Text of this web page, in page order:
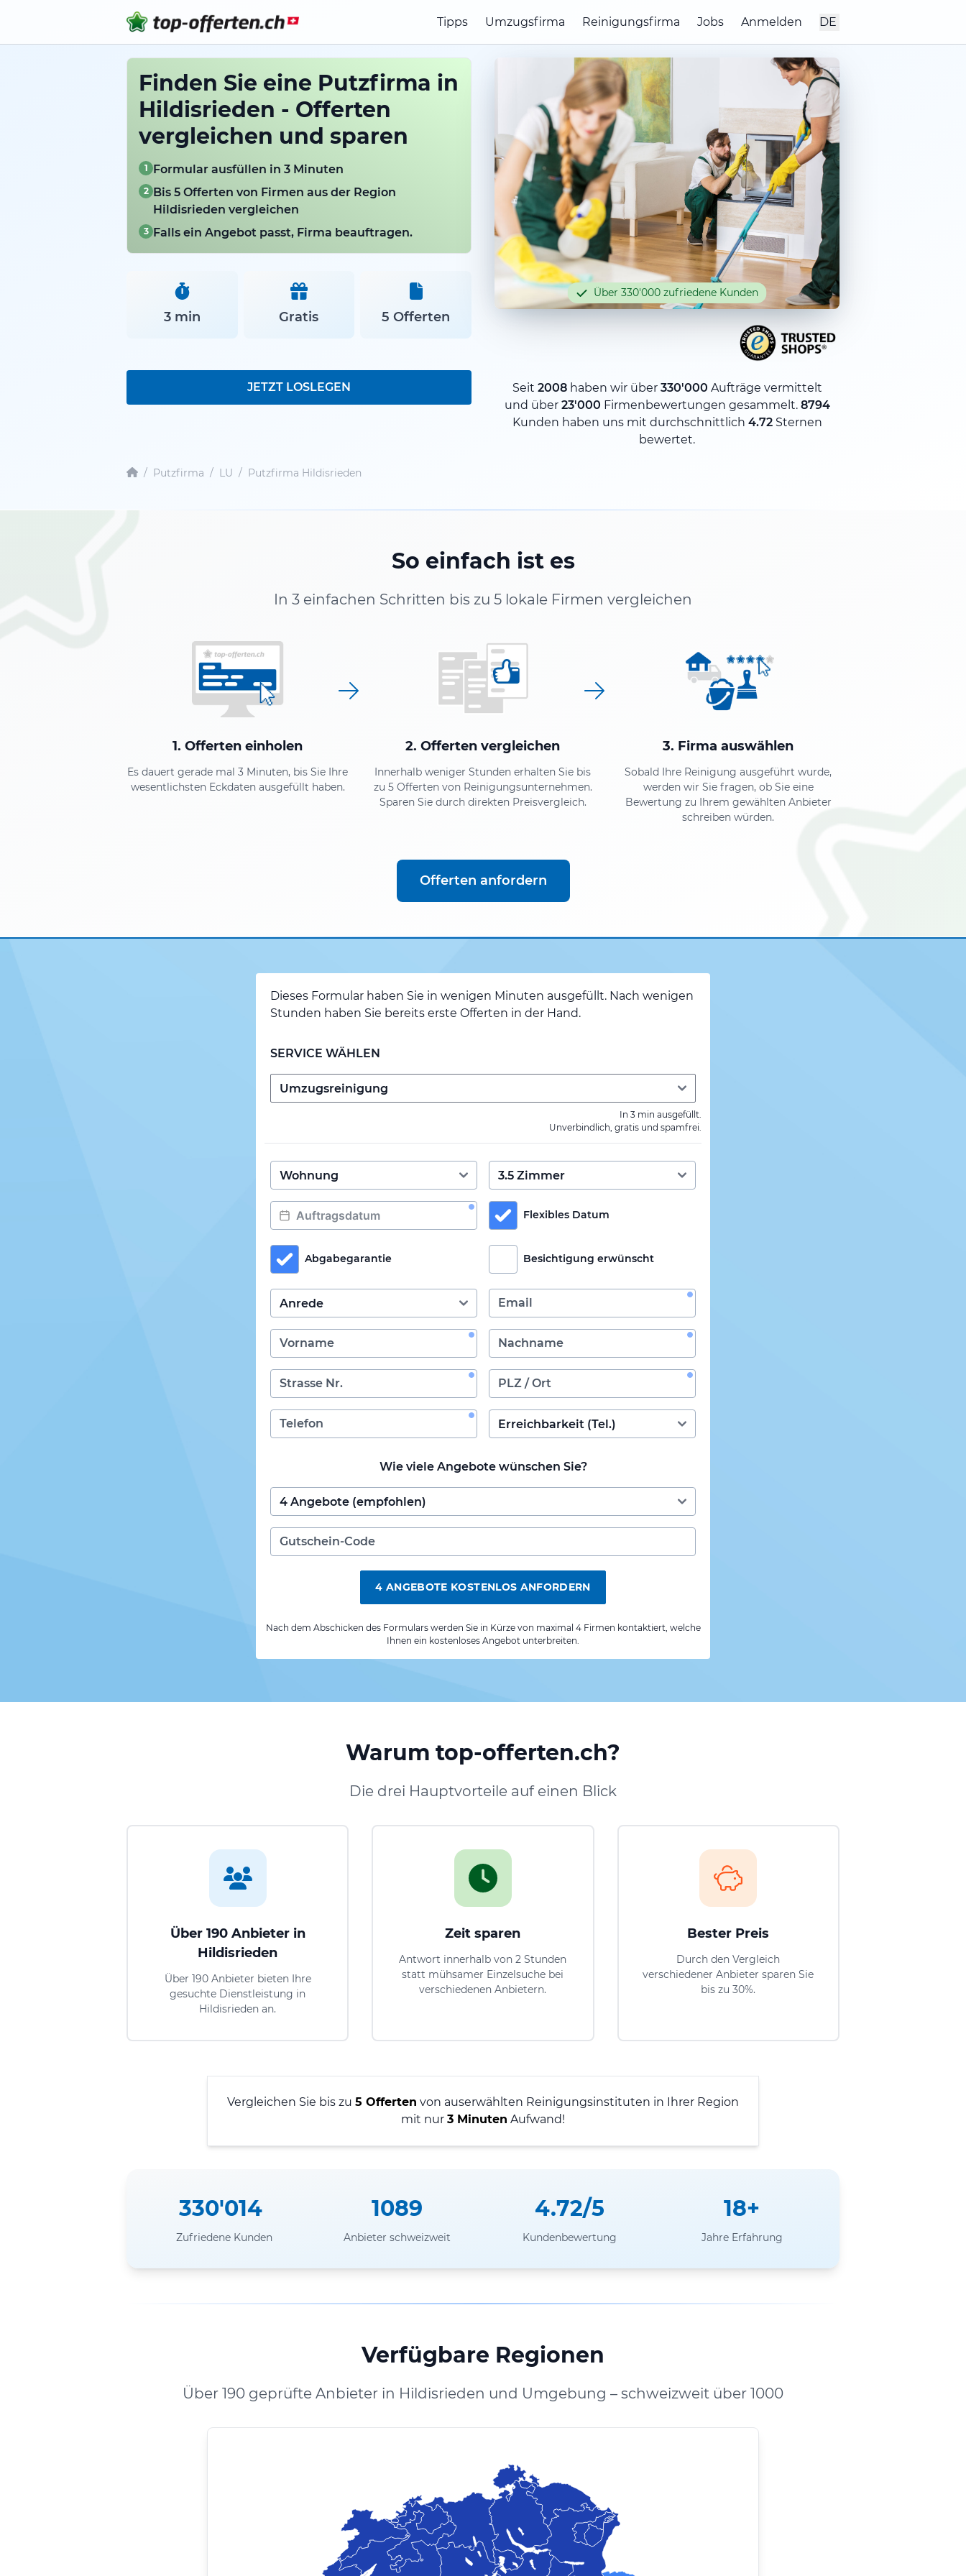
Tipps Umzugsfirma Reinigungsfirma Jobs Anmelden DE
Finden Sie eine Putzfirma in
Hildisrieden - Offerten
vergleichen und sparen
1 Formular ausfüllen in 3 Minuten
2 Bis 5 Offerten von Firmen aus der Region
Hildisrieden vergleichen
3 Falls ein Angebot passt, Firma beauftragen.
3 min Gratis 5 Offerten
JETZT LOSLEGEN
Über 330'000 zufriedene Kunden
Seit 2008haben wir über 330'000 Aufträge vermittelt
und über 23'000 Firmenbewertungen gesammelt. 8794
Kunden haben uns mit durchschnittlich 4.72Sternen
bewertet.
/ Putzfirma / LU / Putzfirma Hildisrieden
So einfach ist es
In 3 einfachen Schritten bis zu 5 lokale Firmen vergleichen
1. Offerten einholen
Es dauert gerade mal 3 Minuten, bis Sie Ihre
wesentlichsten Eckdaten ausgefüllt haben.
2. Offerten vergleichen
Innerhalb weniger Stunden erhalten Sie bis
zu 5 Offerten von Reinigungsunternehmen.
Sparen Sie durch direkten Preisvergleich.
3. Firma auswählen
Sobald Ihre Reinigung ausgeführt wurde,
werden wir Sie fragen, ob Sie eine
Bewertung zu Ihrem gewählten Anbieter
schreiben würden.
Offerten anfordern
Dieses Formular haben Sie in wenigen Minuten ausgefüllt. Nach wenigen
Stunden haben Sie bereits erste Offerten in der Hand.
SERVICE WÄHLEN
In 3 min ausgefüllt.
Unverbindlich, gratis und spamfrei.
Flexibles Datum
Abgabegarantie Besichtigung erwünscht
Wie viele Angebote wünschen Sie?
4 ANGEBOTE KOSTENLOS ANFORDERN
Nach dem Abschicken des Formulars werden Sie in Kürze von maximal 4 Firmen kontaktiert, welche
Ihnen ein kostenloses Angebot unterbreiten.
Warum top-offerten.ch?
Die drei Hauptvorteile auf einen Blick
Über 190 Anbieter in
Hildisrieden
Über 190 Anbieter bieten Ihre
gesuchte Dienstleistung in
Hildisrieden an.
Zeit sparen
Antwort innerhalb von 2 Stunden
statt mühsamer Einzelsuche bei
verschiedenen Anbietern.
Bester Preis
Durch den Vergleich
verschiedener Anbieter sparen Sie
bis zu 30%.
Vergleichen Sie bis zu 5 Offerten von auserwählten Reinigungsinstituten in Ihrer Region
mit nur 3 Minuten Aufwand!
330'014
Zufriedene Kunden
1089
Anbieter schweizweit
4.72/5
Kundenbewertung
18+
Jahre Erfahrung
Verfügbare Regionen
Über 190 geprüfte Anbieter in Hildisrieden und Umgebung – schweizweit über 1000